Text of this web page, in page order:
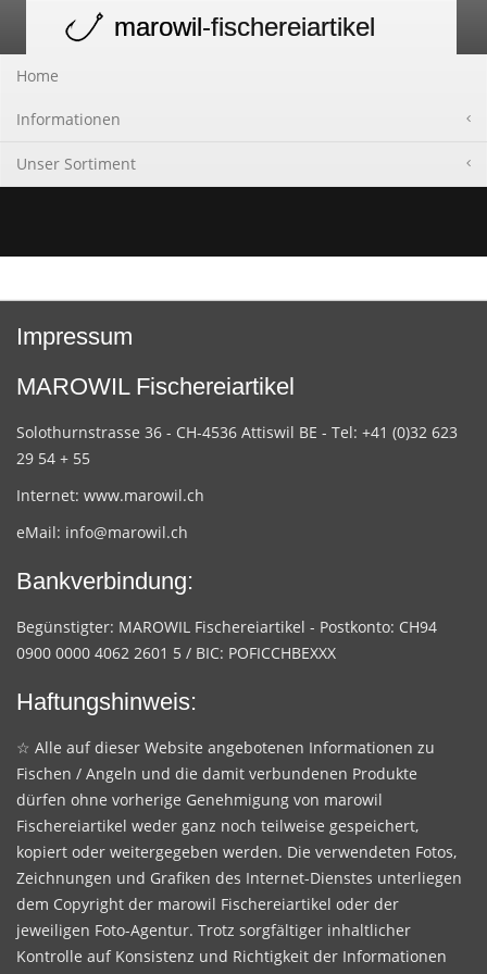
navigation
marowil-fischereiartikel
Home
Informationen
Unser Sortiment
Impressum
MAROWIL Fischereiartikel
Solothurnstrasse 36 - CH-4536 Attiswil BE - Tel: +41 (0)32 623
29 54 + 55
Internet: www.marowil.ch
eMail: info@marowil.ch
Bankverbindung:
Begünstigter: MAROWIL Fischereiartikel - Postkonto: CH94
0900 0000 4062 2601 5 / BIC: POFICCHBEXXX
Haftungshinweis:
☆ Alle auf dieser Website angebotenen Informationen zu
Fischen / Angeln und die damit verbundenen Produkte
dürfen ohne vorherige Genehmigung von marowil
Fischereiartikel weder ganz noch teilweise gespeichert,
kopiert oder weitergegeben werden. Die verwendeten Fotos,
Zeichnungen und Grafiken des Internet-Dienstes unterliegen
dem Copyright der marowil Fischereiartikel oder der
jeweiligen Foto-Agentur. Trotz sorgfältiger inhaltlicher
Kontrolle auf Konsistenz und Richtigkeit der Informationen